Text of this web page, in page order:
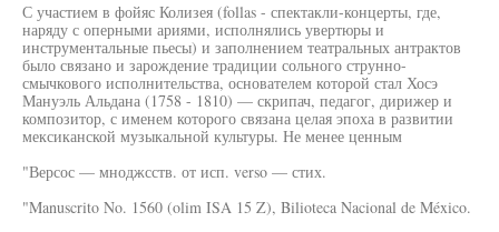
С участием в фойяс Колизея (follas - спектакли-концерты, где,
наряду с оперными ариями, исполнялись увертюры и
инструментальные пьесы) и заполнением театральных антрактов
было связано и зарождение традиции сольного струнно-
смычкового исполнительства, основателем которой стал Хосэ
Мануэль Альдана (1758 - 1810) — скрипач, педагог, дирижер и
композитор, с именем которого связана целая эпоха в развитии
мексиканской музыкальной культуры. Не менее ценным
"Версос — мноджсств. от исп. verso — стих.
"Manuscrito No. 1560 (olim ISA 15 Z), Bilioteca Nacional de México.